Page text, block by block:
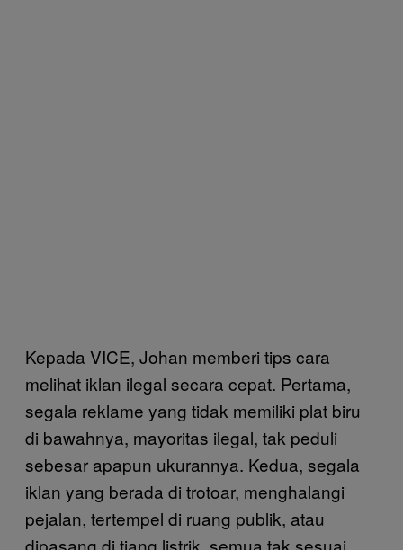
Kepada VICE, Johan memberi tips cara
melihat iklan ilegal secara cepat. Pertama,
segala reklame yang tidak memiliki plat biru
di bawahnya, mayoritas ilegal, tak peduli
sebesar apapun ukurannya. Kedua, segala
iklan yang berada di trotoar, menghalangi
pejalan, tertempel di ruang publik, atau
dipasang di tiang listrik, semua tak sesuai